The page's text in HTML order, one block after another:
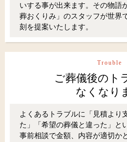
いする事が出来ます。その物語
葬おくりみ」のスタッフが世界
刻を提案いたします。
Trouble
ご葬儀後のト
なくなり
よくあるトラブルに「見積より
た」「希望の葬儀と違った」と
事前相談で金額、内容が適切か